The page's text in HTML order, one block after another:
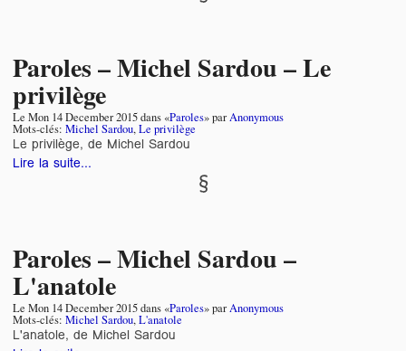
Paroles – Michel Sardou – Le
privilège
Le Mon 14 December 2015dans «Paroles» parAnonymous
Mots-clés: Michel Sardou,Le privilège
Le privilège, de Michel Sardou
Lire la suite...
Paroles – Michel Sardou –
L'anatole
Le Mon 14 December 2015dans «Paroles» parAnonymous
Mots-clés: Michel Sardou,L'anatole
L'anatole, de Michel Sardou